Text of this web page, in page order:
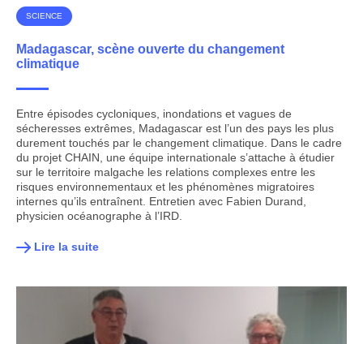
SCIENCE
Madagascar, scène ouverte du changement
climatique
Entre épisodes cycloniques, inondations et vagues de
sécheresses extrêmes, Madagascar est l’un des pays les plus
durement touchés par le changement climatique. Dans le cadre
du projet CHAIN, une équipe internationale s’attache à étudier
sur le territoire malgache les relations complexes entre les
risques environnementaux et les phénomènes migratoires
internes qu’ils entraînent. Entretien avec Fabien Durand,
physicien océanographe à l’IRD.
Lire la suite